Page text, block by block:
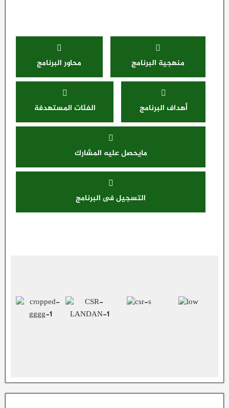
منهجية البرنامج محاور البرنامج
أهداف البرنامج الفئات المستهدفة
مايحصل عليه المشارك
التسجيل فى البرنامج